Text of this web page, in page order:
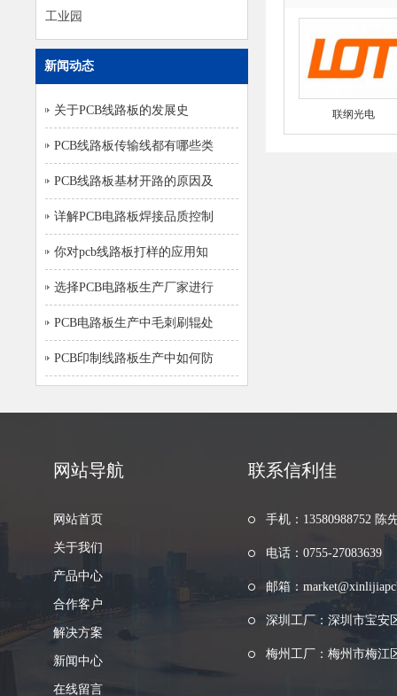
工业园
新闻动态
关于PCB线路板的发展史
PCB线路板传输线都有哪些类
PCB线路板基材开路的原因及
详解PCB电路板焊接品质控制
你对pcb线路板打样的应用知
选择PCB电路板生产厂家进行
PCB电路板生产中毛刺刷辊处
PCB印制线路板生产中如何防
联纲光电
网站导航
网站首页
关于我们
产品中心
合作客户
解决方案
新闻中心
在线留言
联系信利佳
手机：13580988752 陈
电话：0755-27083639
邮箱：
深圳工厂：深圳市宝安
梅州工厂：梅州市梅江